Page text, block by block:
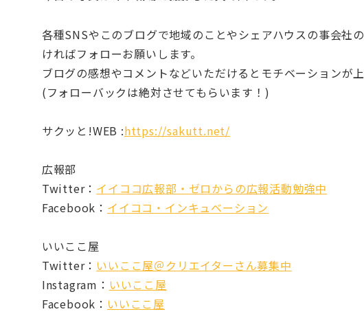
各種SNSやこのブログで地域のことやシェアハウスの事会社
ければフォローお願いします。
ブログの感想やコメントなどいただけるとモチベーションが
(フォローバックは絶対させてもらいます！)
サクッと!WEB :https://sakutt.net/
広報部
Twitter： イイココ広報部・ゼロからの広報活動勉強中
Facebook： イイココ・インキュベーション
いいここ屋
Twitter： いいここ屋＠クリエイターさん募集中
Instagram： いいここ屋
Facebook： いいここ屋